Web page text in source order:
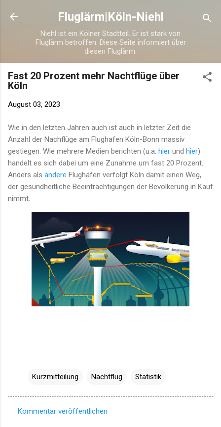
Direkt zum Hauptbereich
Fluglärm|Köln-Niehl
Niehl ist ein Kölner Stadtteil. Er ist stark von
Fluglärm betroffen. Diese Seite informiert über
diesen Fluglärm.
Fast 20 Prozent mehr Nachtflüge über
Köln
August 03, 2023
Wie in den letzten Jahren auch ist auch in letzter Zeit die
Anzahl der Nachflüge am Flughafen Köln-Bonn massiv
gestiegen. Wie mehrere Medien berichten (u.a. hier und hier)
handelt es sich dabei um eine Zunahme um fast 20 Prozent.
Anders als andere Flughäfen verfolgt Köln damit einen Weg,
der gesundheitliche Beeinträchtigungen der Bevölkerung in Kauf
nimmt.
Kurzmitteilung Nachtflug Statistik
Kommentar veröffentlichen